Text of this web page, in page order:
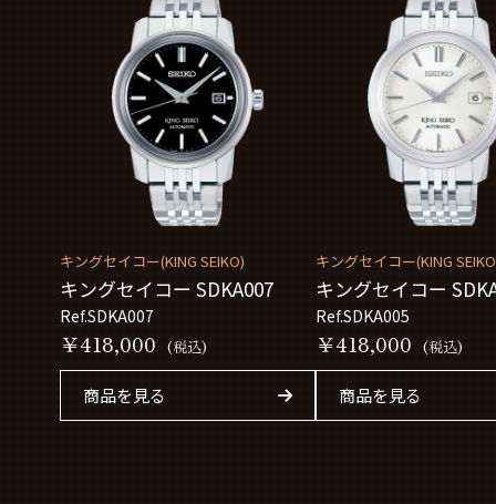
キングセイコー(KING SEIKO)
キングセイコー SDKA007
Ref.SDKA007
￥418,000 (税込)
商品を見る
キングセイコー(KING
キングセイコー
Ref.SDKA005
￥418,000 (税込)
商品を見る